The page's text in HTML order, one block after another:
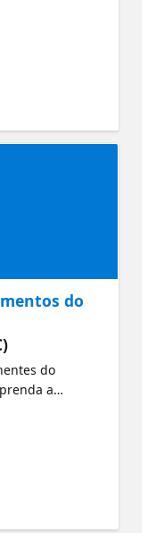
para criar
do
do
a
por meio de
Dataverse e